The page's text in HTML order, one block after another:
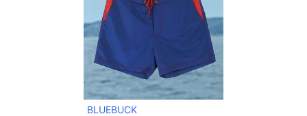
BLUEBUCK